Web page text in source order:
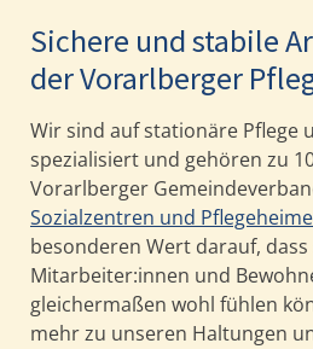
Sichere und stabile
der Vorarlberger
Wir sind auf stationäre Pflege
spezialisiert und gehören zu
Vorarlberger
Sozialzentren und
besonderen Wert darauf, dass
Mitarbeiter:innen und
gleichermaßen wohl fühlen
mehr zu unseren Haltungen